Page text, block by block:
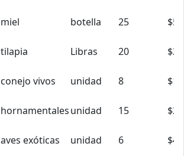
miel botella 25
tilapia Libras 20
conejo vivos unidad 8
hornamentalesunidad 15
aves exóticas unidad 6